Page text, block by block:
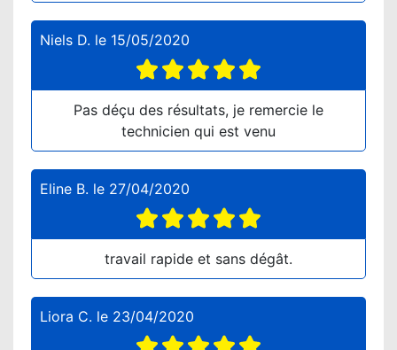
Niels D. le 15/05/2020
Pas déçu des résultats, je remercie le
technicien qui est venu
Eline B. le 27/04/2020
travail rapide et sans dégât.
Liora C. le 23/04/2020